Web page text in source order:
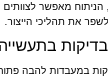
מאפשר לצוותים
את תהליכי הייצור.
במעבדות להבה